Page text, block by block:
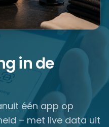
in de
één app op
– met live data uit